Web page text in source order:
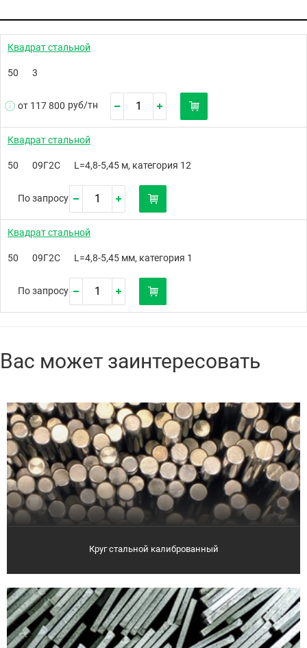
Квадрат стальной
50 3
от 117 800 руб/тн
Квадрат стальной
50 09Г2С L=4,8-5,45 м, категория 12
По запросу
Квадрат стальной
50 09Г2С L=4,8-5,45 мм, категория 1
По запросу
Вас может заинтересовать
Круг стальной калиброванный